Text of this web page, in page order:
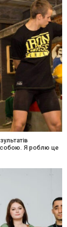
Я роблю це